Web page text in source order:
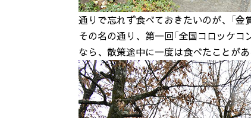
通りで忘れず食べておきたいのが、「金
その名の通り、第一回「全国コロッケ
なら、散策途中に一度は食べたことが